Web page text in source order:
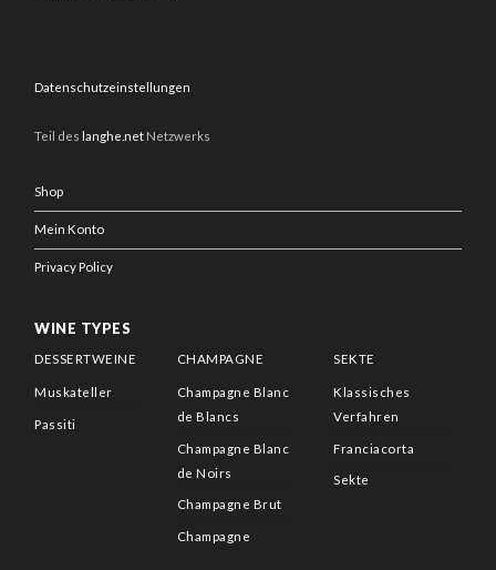
Datenschutzeinstellungen
Teil des langhe.net Netzwerks
Shop
Mein Konto
Privacy Policy
WINE TYPES
DESSERTWEINE
Muskateller
Passiti
CHAMPAGNE
Champagne Blanc
de Blancs
Champagne Blanc
de Noirs
Champagne Brut
Champagne
SEKTE
Klassisches
Verfahren
Franciacorta
Sekte